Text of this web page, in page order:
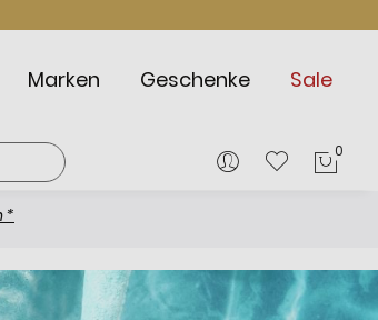
Marken Geschenke Sale
0